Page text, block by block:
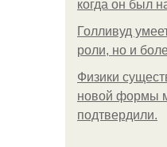
когда он был
Голливуд
роли, но и
Физики
новой формы
подтвердили.